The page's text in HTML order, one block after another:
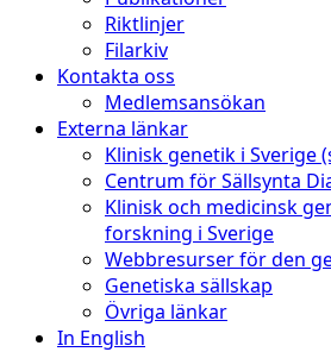
Riktlinjer
Filarkiv
Kontakta oss
Medlemsansökan
Externa länkar
Klinisk genetik i Sverige
Centrum för Sällsynta
Klinisk och medicinsk
forskning i Sverige
Webbresurser för den
Genetiska sällskap
Övriga länkar
In English